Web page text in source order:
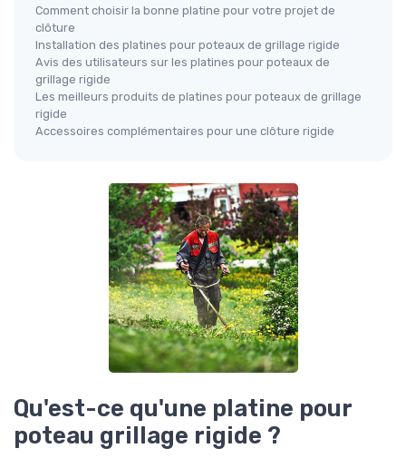
Comment choisir la bonne platine pour votre projet de
clôture
Installation des platines pour poteaux de grillage rigide
Avis des utilisateurs sur les platines pour poteaux de
grillage rigide
Les meilleurs produits de platines pour poteaux de grillage
rigide
Accessoires complémentaires pour une clôture rigide
Qu'est-ce qu'une platine pour
poteau grillage rigide ?